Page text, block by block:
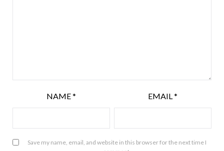
NAME* EMAIL*
Save my name, email, and website in this browser for the next time I